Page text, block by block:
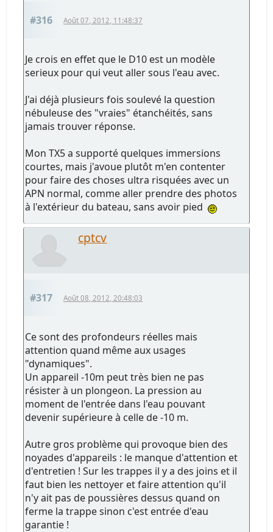
#316 Août 07, 2012, 11:48:37
Je crois en effet que le D10 est un modèle
serieux pour qui veut aller sous l'eau avec.
J'ai déjà plusieurs fois soulevé la question
nébuleuse des "vraies" étanchéités, sans
jamais trouver réponse.
Mon TX5 a supporté quelques immersions
courtes, mais j'avoue plutôt m'en contenter
pour faire des choses ultra risquées avec un
APN normal, comme aller prendre des photos
à l'extérieur du bateau, sans avoir pied
cptcv
#317 Août 08, 2012, 20:48:03
Ce sont des profondeurs réelles mais
attention quand même aux usages
"dynamiques".
Un appareil -10m peut très bien ne pas
résister à un plongeon. La pression au
moment de l'entrée dans l'eau pouvant
devenir supérieure à celle de -10 m.
Autre gros problème qui provoque bien des
noyades d'appareils : le manque d'attention et
d'entretien ! Sur les trappes il y a des joins et il
faut bien les nettoyer et faire attention qu'il
n'y ait pas de poussières dessus quand on
ferme la trappe sinon c'est entrée d'eau
garantie !